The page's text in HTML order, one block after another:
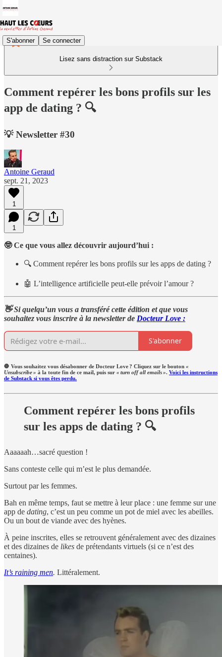
S'abonner Se connecter
Lisez sans distraction sur Substack
Comment repérer les bons profils sur les
app de dating ? 🔍
💡 Newsletter #30
Antoine Geraud
sept. 21, 2023
1
1
🤓 Ce que vous allez découvrir aujourd’hui :
🔍 Comment repérer les bons profils sur les apps de dating ?
🤖 L’intelligence artificielle peut-elle prévoir l’amour ?
👋 Si quelqu’un vous a transféré cette édition et que vous
souhaitez vous inscrire à la newsletter de Docteur Love :
S'abonner
🛑 Vous souhaitez vous désabonner de Docteur Love ? Cliquez sur le bouton «
Unsubscribe » à la toute fin de ce mail, puis sur « turn off all emails ». Voici les instructions
de Substack si vous êtes perdu.
Comment repérer les bons profils
sur les apps de dating ? 🔍
Aaaaaah…sacré question !
Sans conteste celle qui m’est le plus demandée.
Surtout par les femmes.
Bah en même temps, faut se mettre à leur place : une femme sur une
app de dating, c’est un peu comme un pot de miel avec les abeilles.
Ou un bout de viande avec des hyènes.
À peine inscrites, elles se retrouvent généralement avec des dizaines
et des dizaines de likes de prétendants virtuels (si ce n’est des
centaines).
It’s raining men. Littéralement.